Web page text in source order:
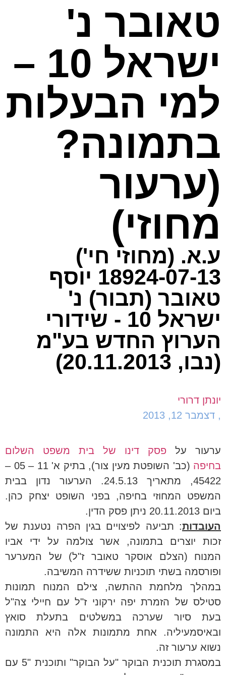
טאובר נ'
ישראל 10 –
למי הבעלות
בתמונה?
(ערעור
מחוזי)
ע.א. (מחוזי חי')
18924-07-13 יוסף
טאובר (תבור) נ'
ישראל 10 - שידורי
הערוץ החדש בע"מ
(נבו, 20.11.2013)
יונתן דרורי
, דצמבר 12, 2013
ערעור על פסק דינו של בית משפט השלום
בחיפה
(כב' השופטת מעין צור), בתיק א' 11 – 05 –
45422, מתאריך 24.5.13. הערעור נדון בבית
המשפט המחוזי בחיפה, בפני השופט יצחק כהן.
ביום 20.11.2013 ניתן פסק הדין.
העובדות: תביעה לפיצויים בגין הפרה נטענת של
זכות יוצרים בתמונה, אשר צולמה על ידי אביו
המנוח (הצלם אוסקר טאובר ז"ל) של המערער
ופורסמה בשתי תוכניות ששידרה המשיבה.
במהלך מלחמת ההתשה, צילם המנוח תמונות
סטילס של הזמרת יפה ירקוני ז"ל עם חיילי צה"ל
בעת סיור שערכה במשלטים בתעלת סואץ
ובאיסמעיליה. אחת מתמונות אלה היא התמונה
נשוא ערעור זה.
במסגרת תוכנית הבוקר "על הבוקר" ותוכנית "5 עם